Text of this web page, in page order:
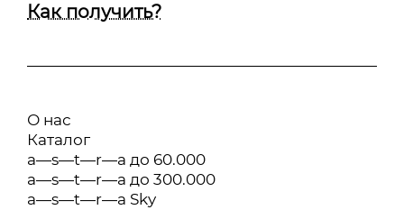
Как получить?
О нас
Каталог
a—s—t—r—a до 60.000
a—s—t—r—a до 300.000
a—s—t—r—a Sky